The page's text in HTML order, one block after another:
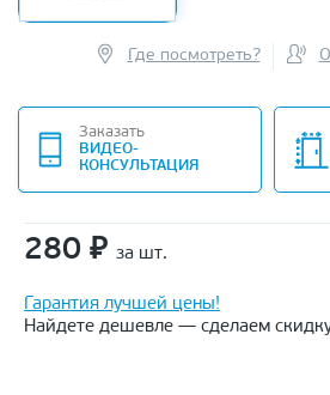
Где посмотреть?
Заказать
ВИДЕО-
КОНСУЛЬТАЦИЯ
280 ₽ за шт.
Гарантия лучшей цены!
Найдете дешевле — сделаем